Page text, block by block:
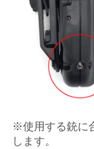
※使用する銃に
します。